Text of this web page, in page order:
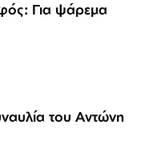
Για ψάρεμα
του Αντώνη